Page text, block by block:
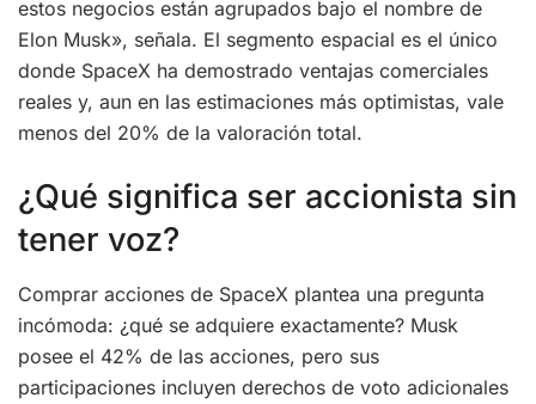
estos negocios están agrupados bajo el nombre de
Elon Musk», señala. El segmento espacial es el único
donde SpaceX ha demostrado ventajas comerciales
reales y, aun en las estimaciones más optimistas, vale
menos del 20% de la valoración total.
¿Qué significa ser accionista sin
tener voz?
Comprar acciones de SpaceX plantea una pregunta
incómoda: ¿qué se adquiere exactamente? Musk
posee el 42% de las acciones, pero sus
participaciones incluyen derechos de voto adicionales